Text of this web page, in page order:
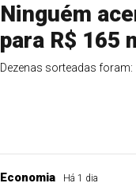
Ninguém
para R$ 165
Dezenas sorteadas foram:
Economia Há 1 dia